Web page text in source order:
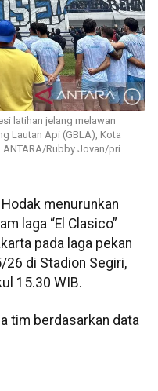
latihan jelang melawan
Lautan Api (GBLA), Kota
Rubby Jovan/pri.
menurunkan
laga “El Clasico”
pada laga pekan
26 di Stadion Segiri,
15.30 WIB.
tim berdasarkan data